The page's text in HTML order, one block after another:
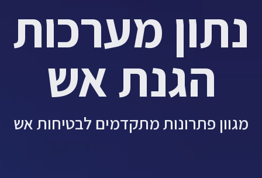
נתון מערכות
הגנת אש
מגוון פתרונות מתקדמים לבטיחות אש